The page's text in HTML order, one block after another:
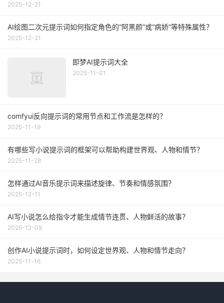
2025-12-21
AI绘图二次元提示词如何指定角色的“阿黑颜”或“病娇”等特殊属性？
2025-12-21
即梦AI提示词大全
2025-11-01
comfyui反向提示词的常用节点和工作流是怎样的？
2025-11-19
有哪些写小说提示词的框架可以帮助构建世界观、人物和情节？
2025-11-28
怎样通过AI音乐提示词来描述旋律、节奏和情感氛围？
2025-12-11
AI写小说怎么给指令才能生成情节连贯、人物鲜活的故事？
2025-12-08
创作AI小说提示词时，如何设定世界观、人物和情节走向？
2025-11-16